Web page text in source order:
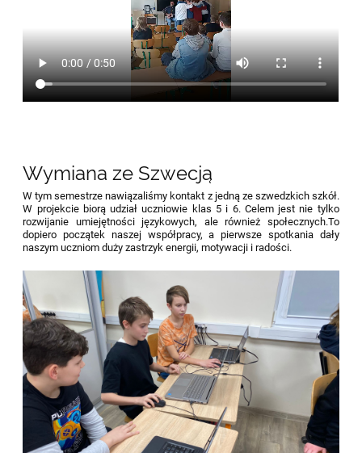
Wymiana ze Szwecją
W tym semestrze nawiązaliśmy kontakt z jedną ze szwedzkich szkół.
W projekcie biorą udział uczniowie klas 5 i 6. Celem jest nie tylko
rozwijanie umiejętności językowych, ale również społecznych.To
dopiero początek naszej współpracy, a pierwsze spotkania dały
naszym uczniom duży zastrzyk energii, motywacji i radości.